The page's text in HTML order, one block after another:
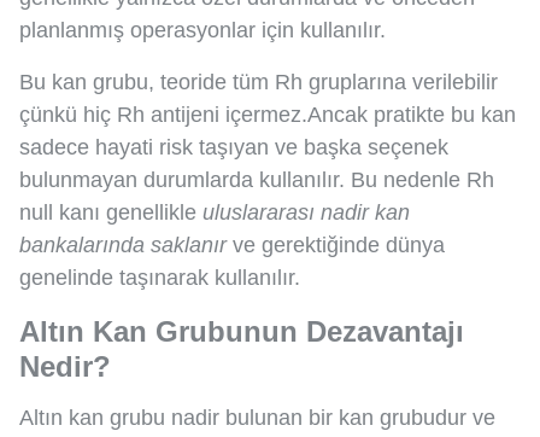
planlanmış operasyonlar için kullanılır.
Bu kan grubu, teoride tüm Rh gruplarına verilebilir
çünkü hiç Rh antijeni içermez.Ancak pratikte bu kan
sadece hayati risk taşıyan ve başka seçenek
bulunmayan durumlarda kullanılır. Bu nedenle Rh
null kanı genellikle uluslararası nadir kan
bankalarında saklanırve gerektiğinde dünya
genelinde taşınarak kullanılır.
Altın Kan Grubunun Dezavantajı
Nedir?
Altın kan grubu nadir bulunan bir kan grubudur ve